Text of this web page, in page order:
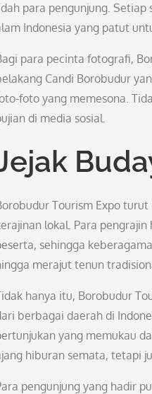
para pengunjung.
Indonesia yang patut
para pecinta fotografi,
Candi Borobudur
foto yang memesona.
di media sosial.
Tourism Expo
lokal. Para
sehingga
merajut tenun
hanya itu, Borobudur
berbagai daerah di
yang memukau
hiburan semata, tetapi
pengunjung yang hadir